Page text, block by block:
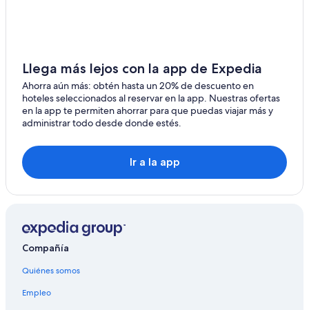
Llega más lejos con la app de Expedia
Ahorra aún más: obtén hasta un 20% de descuento en
hoteles seleccionados al reservar en la app. Nuestras ofertas
en la app te permiten ahorrar para que puedas viajar más y
administrar todo desde donde estés.
Ir a la app
Compañía
Quiénes somos
Empleo